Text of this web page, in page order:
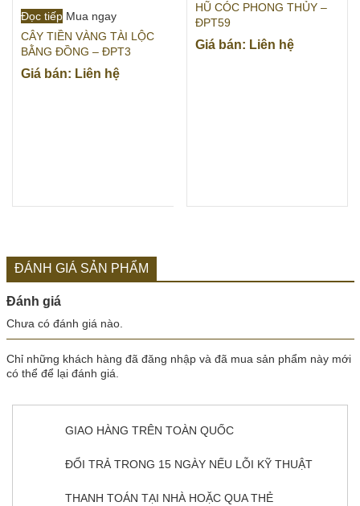
Đọc tiếp Mua ngay
CÂY TIỀN VÀNG TÀI LỘC
BẰNG ĐỒNG – ĐPT3
Giá bán: Liên hệ
HŨ CÓC PHONG THỦY –
ĐPT59
Giá bán: Liên hệ
ĐÁNH GIÁ SẢN PHẨM
Đánh giá
Chưa có đánh giá nào.
Chỉ những khách hàng đã đăng nhập và đã mua sản phẩm này mới
có thể để lại đánh giá.
GIAO HÀNG TRÊN TOÀN QUỐC
ĐỔI TRẢ TRONG 15 NGÀY NẾU LỖI KỸ THUẬT
THANH TOÁN TẠI NHÀ HOẶC QUA THẺ